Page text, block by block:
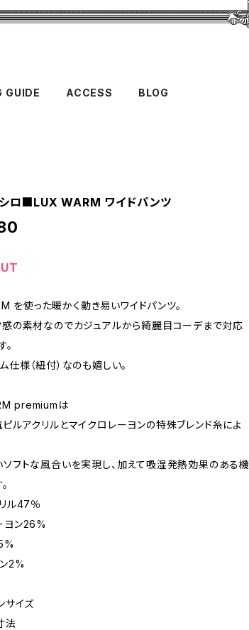
GUIDE ACCESS BLOG
ロ■LUX WARM ワイドパンツ
を使った暖かく動き易いワイドパンツ。
感の素材なのでカジュアルから綺麗目コーデまで対応
。
仕様（紐付）なのも嬉しい。
premiumは
ルアクリルとマイクロレーヨンの特殊ブレンド糸によ
ソフトな風合いを実現し、加えて吸湿発熱効果のある機
ル47％
26%
2%
サイズ
法